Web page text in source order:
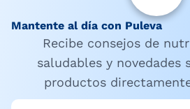
Mantente al día con Puleva
Recibe consejos de
saludables y novedades
productos